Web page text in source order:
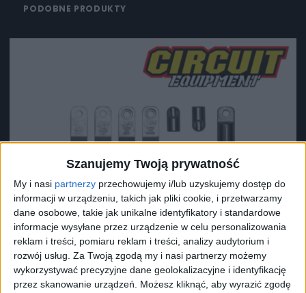
Szanujemy Twoją prywatność
My i nasi partnerzy przechowujemy i/lub uzyskujemy dostęp do
informacji w urządzeniu, takich jak pliki cookie, i przetwarzamy
dane osobowe, takie jak unikalne identyfikatory i standardowe
informacje wysyłane przez urządzenie w celu personalizowania
reklam i treści, pomiaru reklam i treści, analizy audytorium i
rozwój usług. Za Twoją zgodą my i nasi partnerzy możemy
wykorzystywać precyzyjne dane geolokalizacyjne i identyfikację
przez skanowanie urządzeń. Możesz kliknąć, aby wyrazić zgodę
PODOBNE PRODUKTY